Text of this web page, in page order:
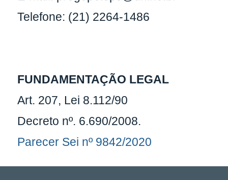
Telefone: (21) 2264-1486
FUNDAMENTAÇÃO LEGAL
Art. 207, Lei 8.112/90
Decreto nº. 6.690/2008.
Parecer Sei nº 9842/2020